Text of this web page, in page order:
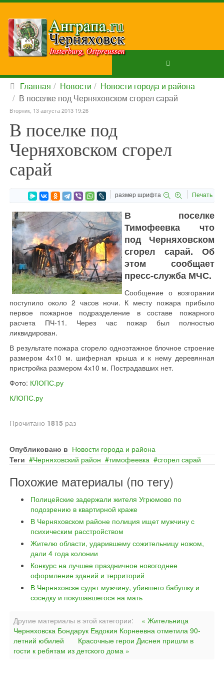
Главная Новости
Новости города и района
В поселке под Черняховском сгорел сарай
Вторник, 13 августа 2013 19:26
В поселке под
Черняховском сгорел
сарай
размер шрифта Печать
В поселке
Тимофеевка что
под Черняховском
сгорел сарай. Об
этом сообщает
пресс-служба МЧС.
Сообщение о возгорании
поступило около 2 часов ночи. К месту пожара прибыло
первое пожарное подразделение в составе пожарного
расчета ПЧ-11. Через час пожар был полностью
ликвидирован.
В результате пожара сгорело одноэтажное блочное строение
размером 4х10 м. шиферная крыша и к нему деревянная
пристройка размером 4х10 м. Пострадавших нет.
Фото: КЛОПС.ру
КЛОПС.ру
Прочитано 1815 раз
Опубликовано в Новости города и района
Теги
Черняховский район тимофеевка сгорел сарай
Похожие материалы (по тегу)
Полицейские задержали жителя Угрюмово по
подозрению в квартирной краже
В Черняховском районе полиция ищет мужчину с
психическим расстройством
Жителю области, ударившему сожительницу ножом,
дали 4 года колонии
Конкурс на лучшее праздничное новогоднее
оформление зданий и территорий
В Черняховске судят мужчину, убившего бабушку и
соседку и покушавшегося на мать
Другие материалы в этой категории:
« Жительница
Черняховска Бондарук Евдокия Корнеевна отметила 90-
летний юбилей
Красочные герои Диснея пришли в
гости к ребятам из детского дома »